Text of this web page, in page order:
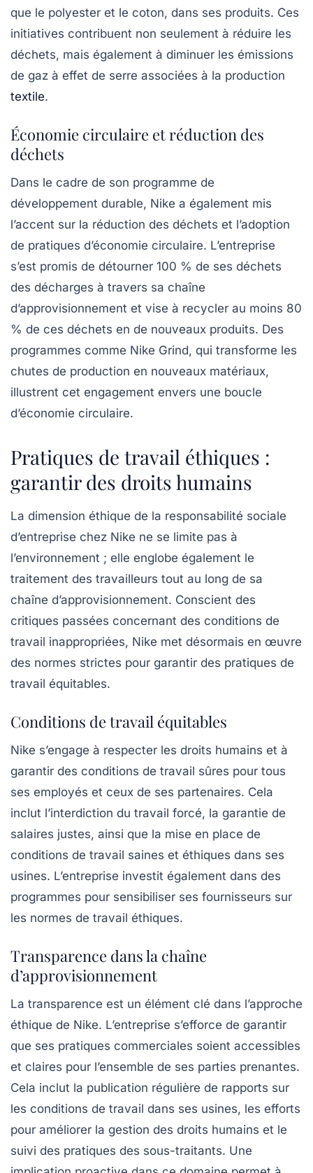
que le polyester et le coton, dans ses produits. Ces
initiatives contribuent non seulement à réduire les
déchets, mais également à diminuer les émissions
de gaz à effet de serre associées à la production
textile.
Économie circulaire et réduction des
déchets
Dans le cadre de son programme de
développement durable, Nike a également mis
l’accent sur la réduction des déchets et l’adoption
de pratiques d’économie circulaire. L’entreprise
s’est promis de détourner 100 % de ses déchets
des décharges à travers sa chaîne
d’approvisionnement et vise à recycler au moins 80
% de ces déchets en de nouveaux produits. Des
programmes comme Nike Grind, qui transforme les
chutes de production en nouveaux matériaux,
illustrent cet engagement envers une boucle
d’économie circulaire.
Pratiques de travail éthiques :
garantir des droits humains
La dimension éthique de la responsabilité sociale
d’entreprise chez Nike ne se limite pas à
l’environnement ; elle englobe également le
traitement des travailleurs tout au long de sa
chaîne d’approvisionnement. Conscient des
critiques passées concernant des conditions de
travail inappropriées, Nike met désormais en œuvre
des normes strictes pour garantir des pratiques de
travail équitables.
Conditions de travail équitables
Nike s’engage à respecter les droits humains et à
garantir des conditions de travail sûres pour tous
ses employés et ceux de ses partenaires. Cela
inclut l’interdiction du travail forcé, la garantie de
salaires justes, ainsi que la mise en place de
conditions de travail saines et éthiques dans ses
usines. L’entreprise investit également dans des
programmes pour sensibiliser ses fournisseurs sur
les normes de travail éthiques.
Transparence dans la chaîne
d’approvisionnement
La transparence est un élément clé dans l’approche
éthique de Nike. L’entreprise s’efforce de garantir
que ses pratiques commerciales soient accessibles
et claires pour l’ensemble de ses parties prenantes.
Cela inclut la publication régulière de rapports sur
les conditions de travail dans ses usines, les efforts
pour améliorer la gestion des droits humains et le
suivi des pratiques des sous-traitants. Une